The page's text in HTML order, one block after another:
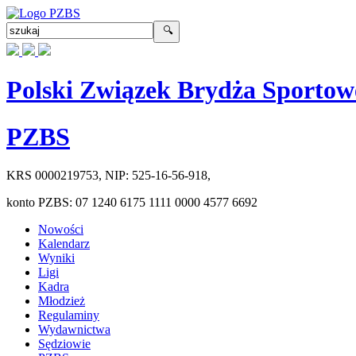
Polski Związek Brydża
PZBS
KRS 0000219753, NIP: 525-16-56-918,
konto PZBS: 07 1240 6175 1111 0000 4577 6692
Nowości
Kalendarz
Wyniki
Ligi
Kadra
Młodzież
Regulaminy
Wydawnictwa
Sędziowie